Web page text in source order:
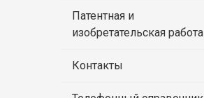
Патентная и
изобретательская работа
Контакты